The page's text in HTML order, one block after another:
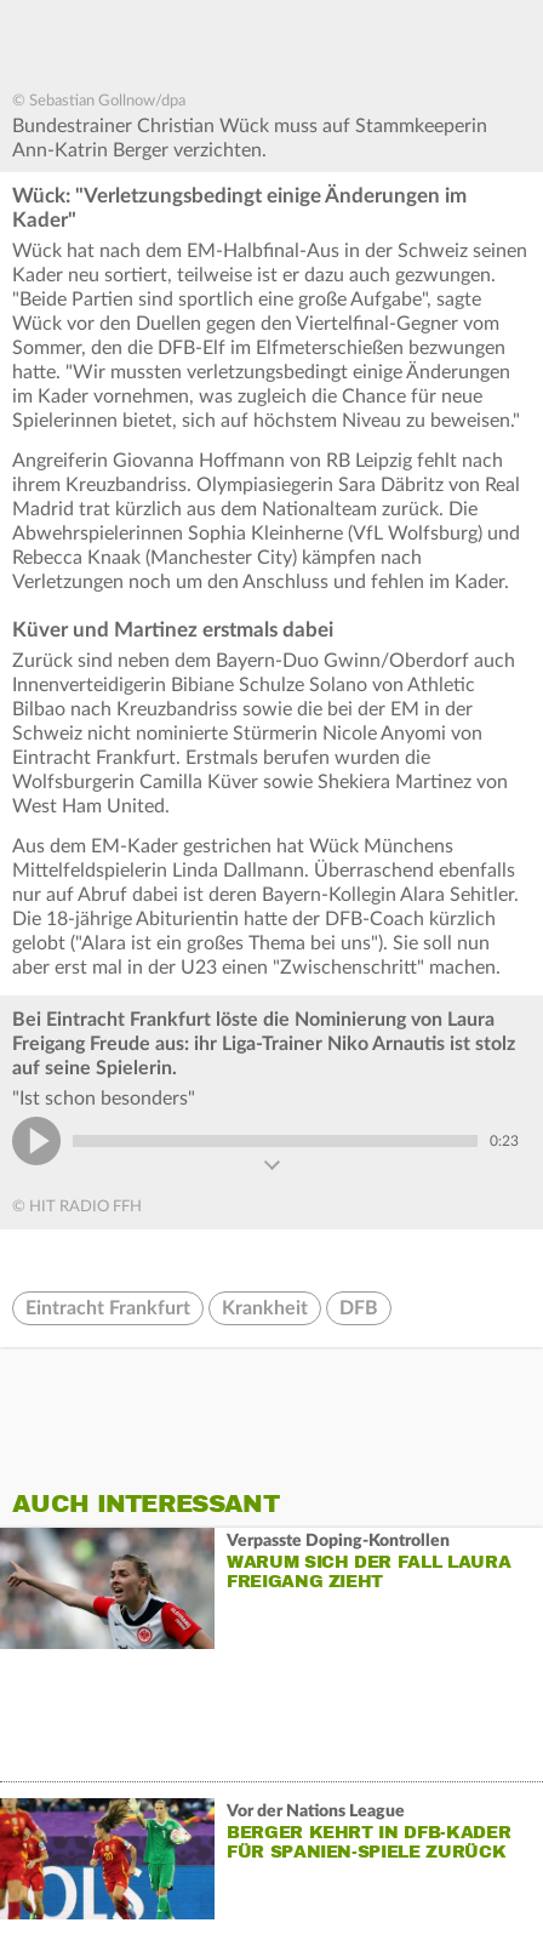
© Sebastian Gollnow/dpa
Bundestrainer Christian Wück muss auf Stammkeeperin
Ann-Katrin Berger verzichten.
Wück: "Verletzungsbedingt einige Änderungen im
Kader"
Wück hat nach dem EM-Halbfinal-Aus in der Schweiz seinen
Kader neu sortiert, teilweise ist er dazu auch gezwungen.
"Beide Partien sind sportlich eine große Aufgabe", sagte
Wück vor den Duellen gegen den Viertelfinal-Gegner vom
Sommer, den die DFB-Elf im Elfmeterschießen bezwungen
hatte. "Wir mussten verletzungsbedingt einige Änderungen
im Kader vornehmen, was zugleich die Chance für neue
Spielerinnen bietet, sich auf höchstem Niveau zu beweisen."
Angreiferin Giovanna Hoffmann von RB Leipzig fehlt nach
ihrem Kreuzbandriss. Olympiasiegerin Sara Däbritz von Real
Madrid trat kürzlich aus dem Nationalteam zurück. Die
Abwehrspielerinnen Sophia Kleinherne (VfL Wolfsburg) und
Rebecca Knaak (Manchester City) kämpfen nach
Verletzungen noch um den Anschluss und fehlen im Kader.
Küver und Martinez erstmals dabei
Zurück sind neben dem Bayern-Duo Gwinn/Oberdorf auch
Innenverteidigerin Bibiane Schulze Solano von Athletic
Bilbao nach Kreuzbandriss sowie die bei der EM in der
Schweiz nicht nominierte Stürmerin Nicole Anyomi von
Eintracht Frankfurt. Erstmals berufen wurden die
Wolfsburgerin Camilla Küver sowie Shekiera Martinez von
West Ham United.
Aus dem EM-Kader gestrichen hat Wück Münchens
Mittelfeldspielerin Linda Dallmann. Überraschend ebenfalls
nur auf Abruf dabei ist deren Bayern-Kollegin Alara Sehitler.
Die 18-jährige Abiturientin hatte der DFB-Coach kürzlich
gelobt ("Alara ist ein großes Thema bei uns"). Sie soll nun
aber erst mal in der U23 einen "Zwischenschritt" machen.
Bei Eintracht Frankfurt löste die Nominierung von Laura
Freigang Freude aus: ihr Liga-Trainer Niko Arnautis ist stolz
auf seine Spielerin.
"Ist schon besonders"
0:23
© HIT RADIO FFH
Eintracht Frankfurt Krankheit DFB
AUCH INTERESSANT
Verpasste Doping-Kontrollen
WARUM SICH DER FALL LAURA
FREIGANG ZIEHT
Vor der Nations League
BERGER KEHRT IN DFB-KADER
FÜR SPANIEN-SPIELE ZURÜCK